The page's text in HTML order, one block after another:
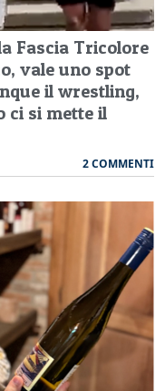
Fascia Tricolore
vale uno spot
il wrestling,
ci si mette il
2 COMMENTI